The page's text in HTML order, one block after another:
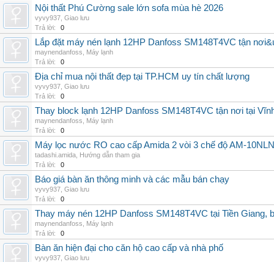
Nội thất Phú Cường sale lớn sofa mùa hè 2026
vyvy937 Giao lưu
Trả lời:
0
Lắp đặt máy nén lạnh 12HP Danfoss SM148T4VC tận
maynendanfoss
Máy lạnh
Trả lời:
0
Địa chỉ mua nội thất đẹp tại TP.HCM uy tín chất lượng
vyvy937 Giao lưu
Trả lời:
0
Thay block lạnh 12HP Danfoss SM148T4VC tận nơi tại
maynendanfoss
Máy lạnh
Trả lời:
0
Máy lọc nước RO cao cấp Amida 2 vòi 3 chế độ AM-
tadashi.amida Hướng dẫn tham gia
Trả lời:
0
Báo giá bàn ăn thông minh và các mẫu bán chạy
vyvy937 Giao lưu
Trả lời:
0
Thay máy nén 12HP Danfoss SM148T4VC tại Tiền Giang,
maynendanfoss
Máy lạnh
Trả lời:
0
Bàn ăn hiện đại cho căn hộ cao cấp và nhà phố
vyvy937 Giao lưu